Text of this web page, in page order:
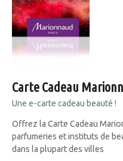
Carte Cadeau
Une e-carte cadeau beauté !
Offrez la Carte Cadeau
parfumeries et instituts de
dans la plupart des villes